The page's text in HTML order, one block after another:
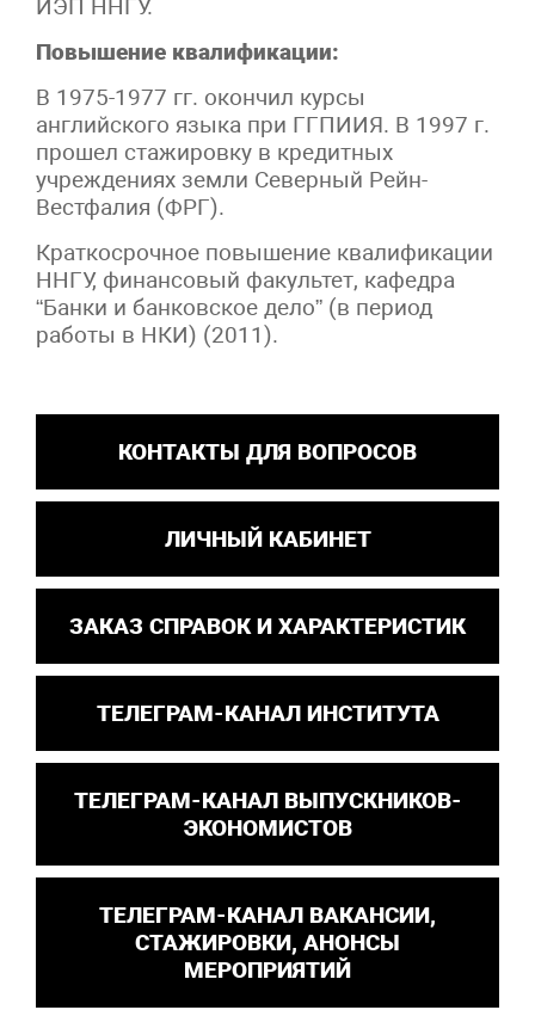
ИЭП ННГУ.
Повышение квалификации:
В 1975-1977 гг. окончил курсы
английского языка при ГГПИИЯ. В 1997 г.
прошел стажировку в кредитных
учреждениях земли Северный Рейн-
Вестфалия (ФРГ).
Краткосрочное повышение квалификации
ННГУ, финансовый факультет, кафедра
“Банки и банковское дело” (в период
работы в НКИ) (2011).
КОНТАКТЫ ДЛЯ ВОПРОСОВ
ЛИЧНЫЙ КАБИНЕТ
ЗАКАЗ СПРАВОК И ХАРАКТЕРИСТИК
ТЕЛЕГРАМ-КАНАЛ ИНСТИТУТА
ТЕЛЕГРАМ-КАНАЛ ВЫПУСКНИКОВ-
ЭКОНОМИСТОВ
ТЕЛЕГРАМ-КАНАЛ ВАКАНСИИ,
СТАЖИРОВКИ, АНОНСЫ
МЕРОПРИЯТИЙ